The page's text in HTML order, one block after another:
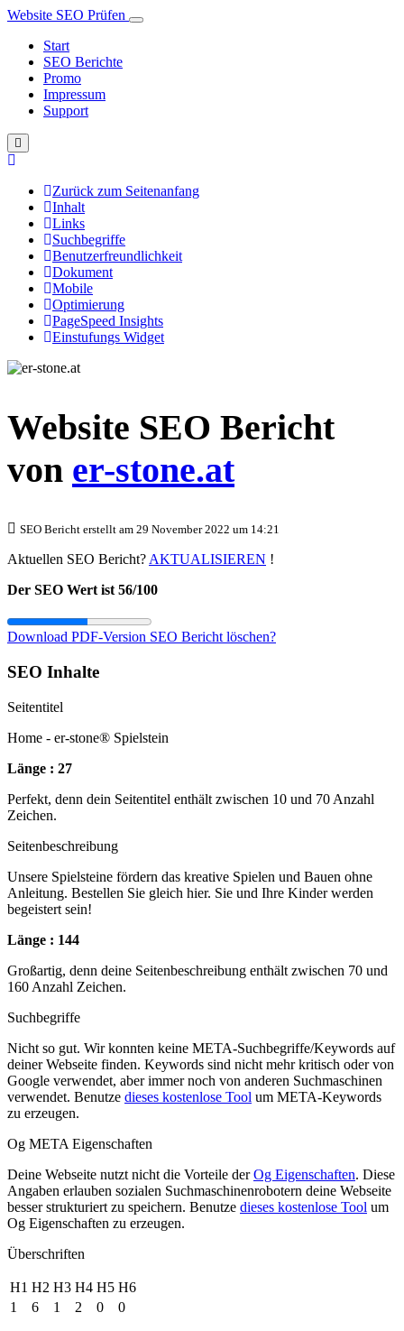
Website SEO Prüfen
Start
SEO Berichte
Promo
Impressum
Support
Zurück zum Seitenanfang
Inhalt
Links
Suchbegriffe
Benutzerfreundlichkeit
Dokument
Mobile
Optimierung
PageSpeed Insights
Einstufungs Widget
Website SEO Bericht
von er-stone.at
SEO Bericht erstellt am 29 November 2022 um 14:21
Aktuellen SEO Bericht? AKTUALISIEREN !
Der SEO Wert ist 56/100
Download PDF-Version SEO Bericht löschen?
SEO Inhalte
Seitentitel
Home - er-stone® Spielstein
Länge : 27
Perfekt, denn dein Seitentitel enthält zwischen 10 und 70 Anzahl
Zeichen.
Seitenbeschreibung
Unsere Spielsteine fördern das kreative Spielen und Bauen ohne
Anleitung. Bestellen Sie gleich hier. Sie und Ihre Kinder werden
begeistert sein!
Länge : 144
Großartig, denn deine Seitenbeschreibung enthält zwischen 70 und
160 Anzahl Zeichen.
Suchbegriffe
Nicht so gut. Wir konnten keine META-Suchbegriffe/Keywords auf
deiner Webseite finden. Keywords sind nicht mehr kritisch oder von
Google verwendet, aber immer noch von anderen Suchmaschinen
verwendet. Benutze dieses kostenlose Tool um META-Keywords
zu erzeugen.
Og META Eigenschaften
Deine Webseite nutzt nicht die Vorteile derOg Eigenschaften. Diese
Angaben erlauben sozialen Suchmaschinenrobotern deine Webseite
besser strukturiert zu speichern. Benutze dieses kostenlose Tool um
Og Eigenschaften zu erzeugen.
Überschriften
H1 H2 H3 H4 H5 H6
1
6 1 2 0 0